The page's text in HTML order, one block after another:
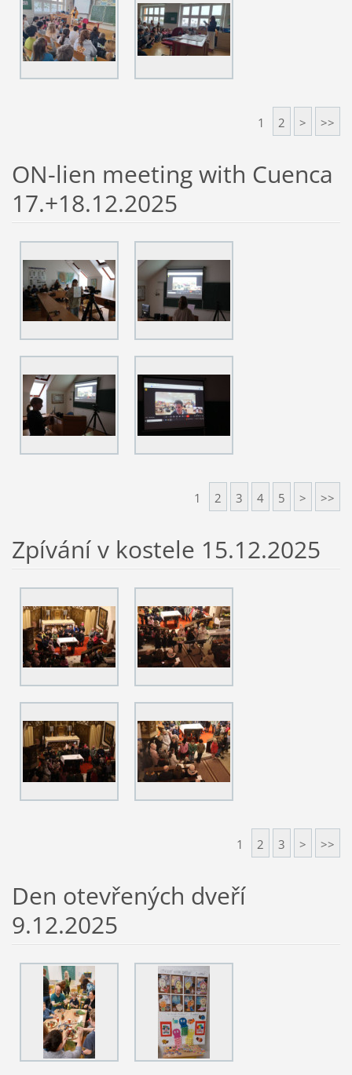
1 2 > >>
ON-lien meeting with Cuenca
17.+18.12.2025
1 2 3 4 5 > >>
Zpívání v kostele 15.12.2025
1 2 3 > >>
Den otevřených dveří
9.12.2025